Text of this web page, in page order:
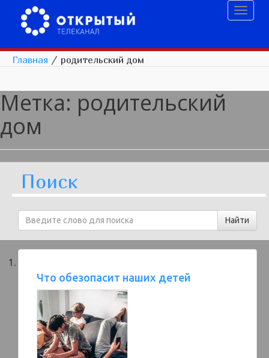
Главная / родительский дом
Метка: родительский
дом
Поиск
Что обезопасит наших детей